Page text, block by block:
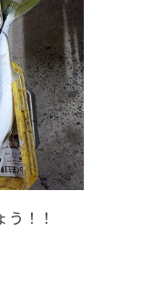
！！